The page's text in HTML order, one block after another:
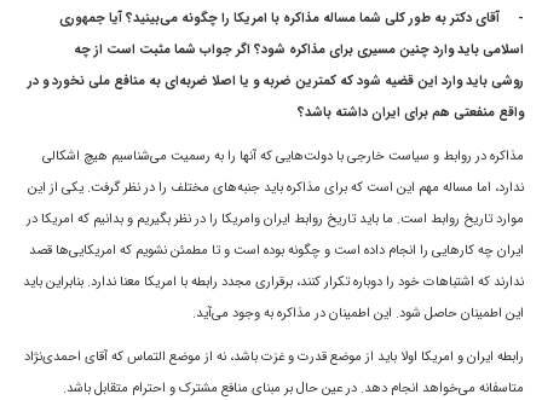
- آقای دکتر به طور کلى شما مساله مذاکره با امريکا را چگونه مى‌بينيد؟ آيا جمهورى
اسلامى بايد وارد چنين مسيرى براى مذاکره شود؟ اگر جواب شما مثبت است از چه
روشى بايد وارد اين قضيه شود که کمترين ضربه و يا اصلا ضربه‌اى به منافع ملى نخورد و در
واقع منفعتى هم براى ايران داشته باشد؟
مذاکره در روابط و سياست خارجى با دولت‌هايى که آنها را به رسميت مى‌شناسيم هيچ اشکالى
ندارد، اما مساله مهم اين است که براى مذاکره بايد جنبه‌هاى مختلف را در نظر گرفت. يکى از اين
موارد تاريخ روابط است. ما بايد تاريخ روابط ايران وامريکا را در نظر بگيريم و بدانیم که امريکا در
ايران چه کار‌هايى را انجام داده است و چگونه بوده است و تا مطمئن نشويم که امریکایی‌ها قصد
ندارند که اشتباهات خود را دوباره تکرار کنند، برقراری مجدد رابطه با امریکا معنا ندارد. بنابراين بايد
اين اطمينان حاصل شود. این اطمینان در مذاکره به وجود می‌آید.
رابطه ايران و امريکا اولا بايد از موضع قدرت و غزت باشد، نه از موضع التماس که آقای احمدی‌نژاد
متاسفانه مى‌خواهد انجام دهد. در عين حال بر مبناى منافع مشترک و احترام متقابل باشد.